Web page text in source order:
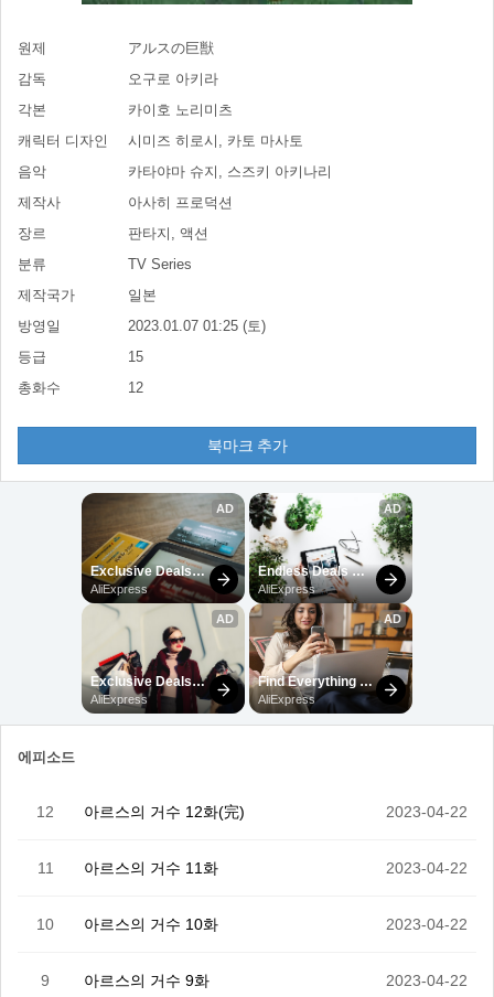
원제
アルスの巨獣
감독
오구로 아키라
각본
카이호 노리미츠
캐릭터 디자인
시미즈 히로시, 카토 마사토
음악
카타야마 슈지, 스즈키 아키나리
제작사
아사히 프로덕션
장르
판타지, 액션
분류
TV Series
제작국가
일본
방영일
2023.01.07 01:25 (토)
등급
15
총화수
12
북마크 추가
에피소드
12 아르스의 거수 12화(完) 2023-04-22
11 아르스의 거수 11화 2023-04-22
10 아르스의 거수 10화 2023-04-22
9 아르스의 거수 9화 2023-04-22